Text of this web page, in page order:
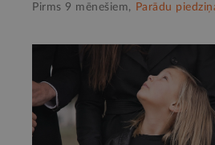
Pirms 9 mēnešiem,
Parādu